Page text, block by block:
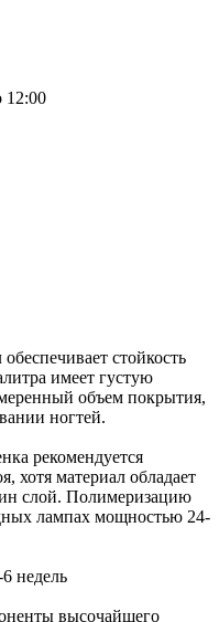
12:00
стойкость
имеет густую
объем покрытия,
ногтей.
рекомендуется
хотя материал обладает
слой. Полимеризацию
лампах мощностью 24-
недель
высочайшего